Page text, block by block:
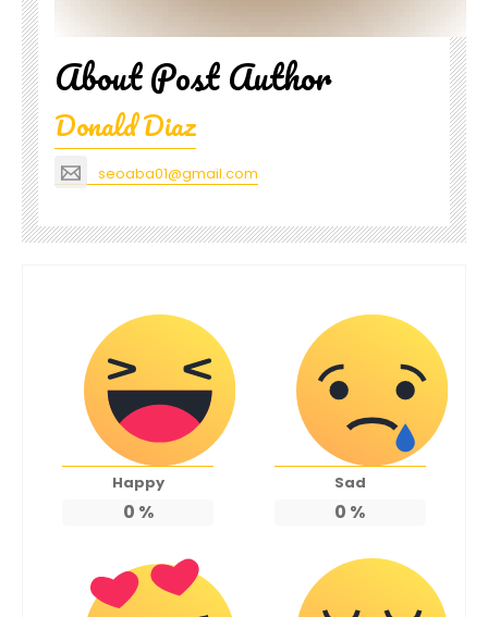
About Post Author
Donald Diaz
seoaba01@gmail.com
Happy
0 %
Sad
0 %